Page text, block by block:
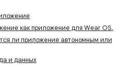
как приложение для Wear OS.
ли приложение автономным или
и данных